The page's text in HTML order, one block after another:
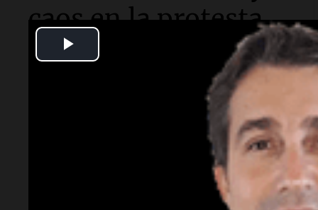
caos en la protesta
contra la Ley de
Inviolabilidad de la
Propiedad Privada
La movilización, organizada por diversas
organizaciones, culminó en enfrentamientos con
fuerzas de seguridad y varios detenidos, mientras el
debate sobre la ley continúa en el Senado.